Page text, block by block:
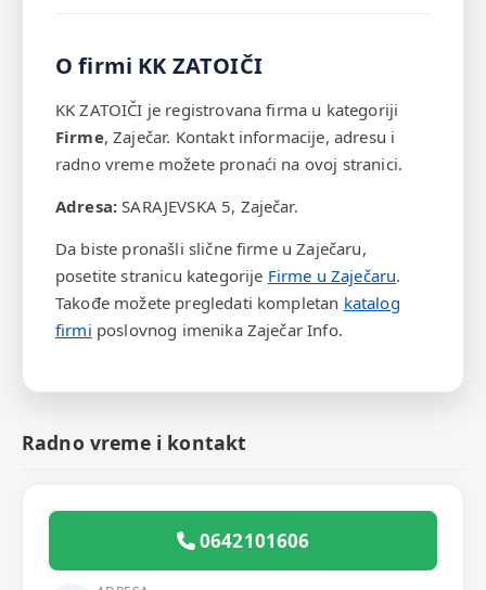
O firmi KK ZATOIČI
KK ZATOIČI je registrovana firma u kategoriji
Firme, Zaječar. Kontakt informacije, adresu i
radno vreme možete pronaći na ovoj stranici.
Adresa: SARAJEVSKA 5, Zaječar.
Da biste pronašli slične firme u Zaječaru,
posetite stranicu kategorije Firme u Zaječaru.
Takođe možete pregledati kompletan katalog
firmi poslovnog imenika Zaječar Info.
Radno vreme i kontakt
0642101606